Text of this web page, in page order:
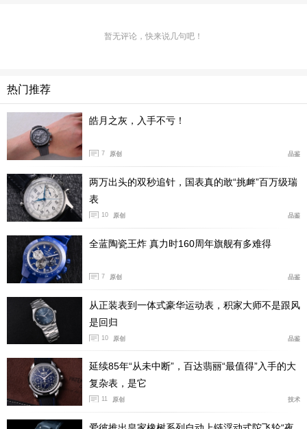
摩纳哥系列标志性方形轮廓的基础上，以升级机械配置平
暂无评论，快来说几句吧！
热门推荐
皓月之灰，入手不亏！
7 原创 品鉴
两万出头的双秒追针，国表真的敢“挑衅”百万级瑞
表
10 原创 品鉴
全蓝陶瓷王炸 真力时160周年旗舰有多难得
7 原创 品鉴
从正装表到一体式豪华运动表，积家大师不是跟风
是回归
10 原创 品鉴
延续85年“从未中断”，百达翡丽“最值得”入手的大
复杂表，是它
11 原创 技术